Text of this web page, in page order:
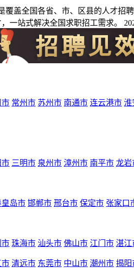
覆盖全国各省、市、区县的人才
一站式解决全国求职招工需求。
市 常州市 苏州市 南通市 连云港市 淮
市 三明市 泉州市 漳州市 南平市 龙岩
皇岛市 邯郸市 邢台市 保定市 张家口
市 珠海市 汕头市 佛山市 江门市 湛江
市 清远市 东莞市 中山市 潮州市 揭阳